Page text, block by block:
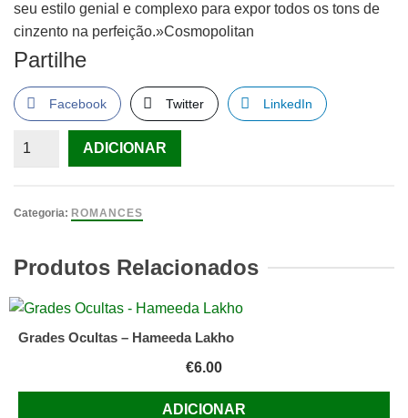
seu estilo genial e complexo para expor todos os tons de
cinzento na perfeição.»Cosmopolitan
Partilhe
Facebook Twitter LinkedIn
Quantidade
Jodi
ADICIONAR
Categoria: ROMANCES
Produtos Relacionados
Grades Ocultas – Hameeda Lakho
€6.00
ADICIONAR